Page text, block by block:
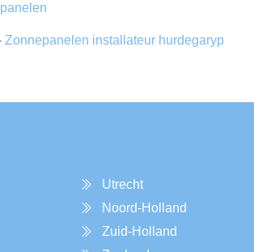
Zonnepanelen installateur hurdegaryp
Utrecht
Noord-Holland
Zuid-Holland